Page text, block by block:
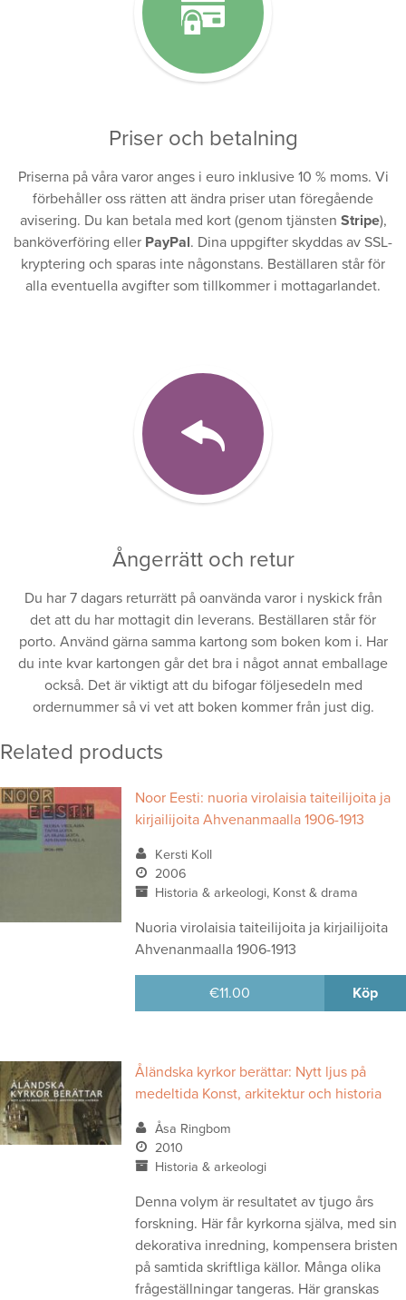
Priser och betalning
Priserna på våra varor anges i euro inklusive 10 % moms. Vi
förbehåller oss rätten att ändra priser utan föregående
avisering. Du kan betala med kort (genom tjänsten Stripe),
banköverföring eller PayPal. Dina uppgifter skyddas av SSL-
kryptering och sparas inte någonstans. Beställaren står för
alla eventuella avgifter som tillkommer i mottagarlandet.
Ångerrätt och retur
Du har 7 dagars returrätt på oanvända varor i nyskick från
det att du har mottagit din leverans. Beställaren står för
porto. Använd gärna samma kartong som boken kom i. Har
du inte kvar kartongen går det bra i något annat emballage
också. Det är viktigt att du bifogar följesedeln med
ordernummer så vi vet att boken kommer från just dig.
Related products
Noor Eesti: nuoria virolaisia taiteilijoita ja
kirjailijoita Ahvenanmaalla 1906-1913
Kersti Koll
2006
Historia & arkeologi, Konst & drama
Nuoria virolaisia taiteilijoita ja kirjailijoita
Ahvenanmaalla 1906-1913
€11.00 Köp
Åländska kyrkor berättar: Nytt ljus på
medeltida Konst, arkitektur och historia
Åsa Ringbom
2010
Historia & arkeologi
Denna volym är resultatet av tjugo års
forskning. Här får kyrkorna själva, med sin
dekorativa inredning, kompensera bristen
på samtida skriftliga källor. Många olika
frågeställningar tangeras. Här granskas